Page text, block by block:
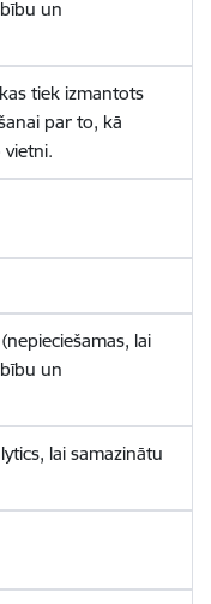
un
tiek izmantots
par to, kā
vietni.
lai
un
lai samazinātu